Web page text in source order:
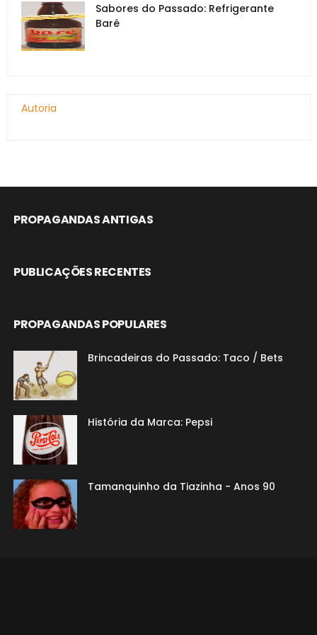
Sabores do Passado: Refrigerante
Baré
Autoria
PROPAGANDAS ANTIGAS
PUBLICAÇÕES RECENTES
PROPAGANDAS POPULARES
Brincadeiras do Passado: Taco / Bets
História da Marca: Pepsi
Tamanquinho da Tiazinha - Anos 90